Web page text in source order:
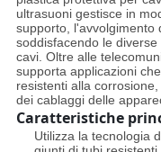
ultrasuoni gestisce in
supporto, l'avvolgimento
soddisfacendo le
cavi. Oltre alle
supporta applicazioni
resistenti alla
dei cablaggi delle
Caratteristiche
Utilizza la tecnologia